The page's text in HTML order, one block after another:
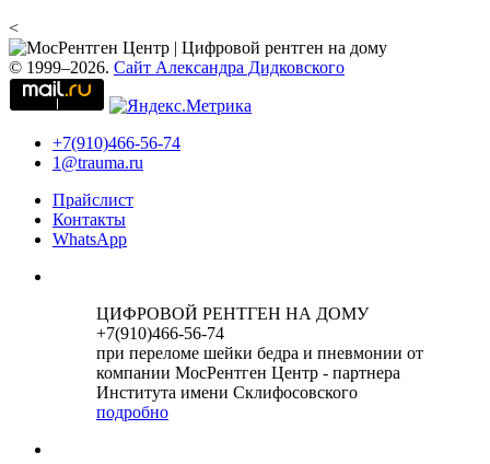
<
© 1999–2026. Сайт Александра Дидковского
+7(910)466-56-74
1@trauma.ru
Прайслист
Контакты
WhatsApp
ЦИФРОВОЙ РЕНТГЕН НА ДОМУ
+7(910)466-56-74
при переломе шейки бедра и пневмонии от
компании МосРентген Центр - партнера
Института имени Склифосовского
подробно